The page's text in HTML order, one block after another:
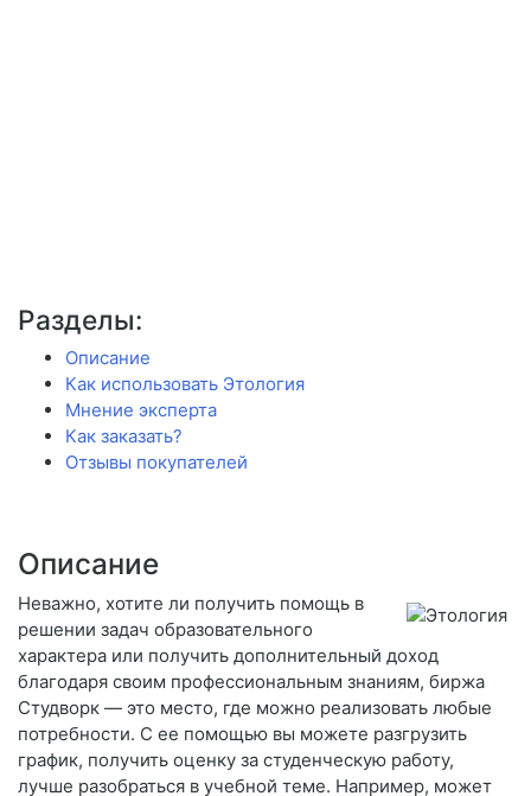
Разделы:
Описание
Как использовать Этология
Мнение эксперта
Как заказать?
Отзывы покупателей
Описание
Неважно, хотите ли получить помощь в
решении задач образовательного
характера или получить дополнительный доход
благодаря своим профессиональным знаниям, биржа
Студворк — это место, где можно реализовать любые
потребности. С ее помощью вы можете разгрузить
график, получить оценку за студенческую работу,
лучше разобраться в учебной теме. Например, может